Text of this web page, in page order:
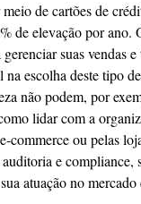
de cartões de
de elevação por ano.
suas vendas
escolha deste tipo
não podem, por
lidar com a
commerce ou pelas
e compliance,
atuação no